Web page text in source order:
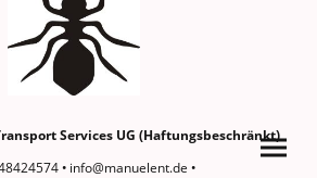
Services UG (Haftungsbeschränkt)
• info@manuelent.de •